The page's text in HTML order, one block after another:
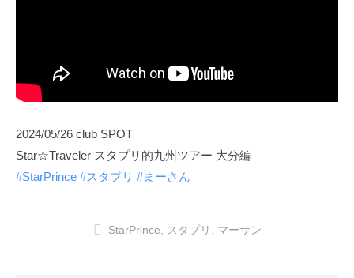
2024/05/26 club SPOT
Star☆Traveler スタプリ的九州ツアー 大分編
#StarPrince #スタプリ #まーさん
StarPrince, スタプリ , マーサン